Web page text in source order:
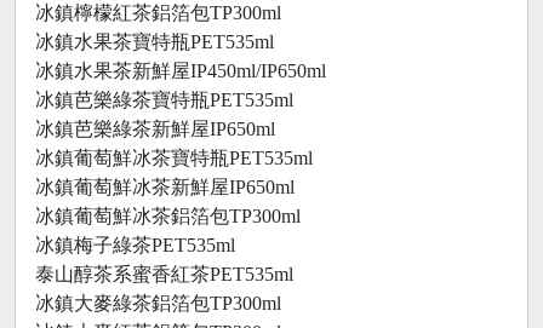
冰鎮檸檬紅茶鋁箔包TP300ml
冰鎮水果茶寶特瓶PET535ml
冰鎮水果茶新鮮屋IP450ml/IP650ml
冰鎮芭樂綠茶寶特瓶PET535ml
冰鎮芭樂綠茶新鮮屋IP650ml
冰鎮葡萄鮮冰茶寶特瓶PET535ml
冰鎮葡萄鮮冰茶新鮮屋IP650ml
冰鎮葡萄鮮冰茶鋁箔包TP300ml
冰鎮梅子綠茶PET535ml
泰山醇茶系蜜香紅茶PET535ml
冰鎮大麥綠茶鋁箔包TP300ml